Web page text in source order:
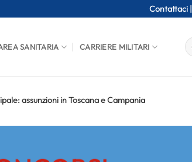
Contattaci |
SANITARIA CARRIERE MILITARI
assunzioni in Toscana e Campania